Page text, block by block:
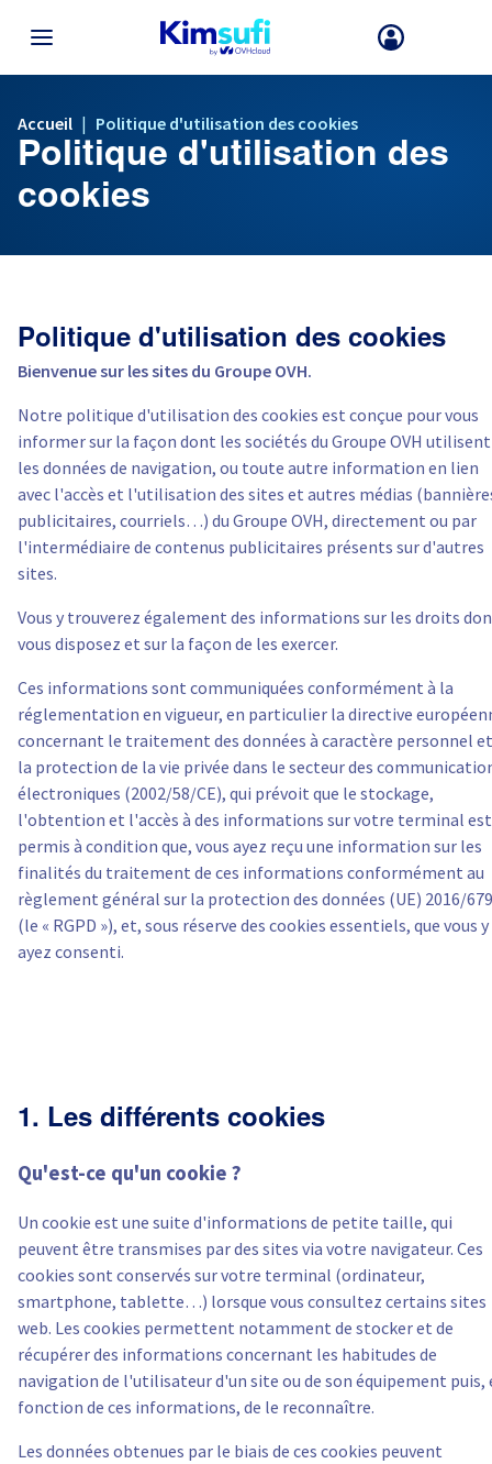
Le choix du pays et/ou de la région peut modifier certains facteurs
prix et la disponibilité des produits.
France
Espagne
Royaume-Uni
Irlande
Italie
Portugal
Maroc
Sénégal
Tunisie
Canada (en)
Australia
Singapore
India
Asia
World
Accueil | Politique d'utilisation des cookies
Politique d'utilisation des
cookies
Politique d'utilisation des cookies
Bienvenue sur les sites du Groupe OVH.
Notre politique d'utilisation des cookies est conçue pour vous
informer sur la façon dont les sociétés du Groupe OVH utilisent
les données de navigation, ou toute autre information en lien
avec l'accès et l'utilisation des sites et autres médias
publicitaires, courriels…) du Groupe OVH, directement ou par
l'intermédiaire de contenus publicitaires présents sur d'autres
sites.
Vous y trouverez également des informations sur les droits
vous disposez et sur la façon de les exercer.
Ces informations sont communiquées conformément à la
réglementation en vigueur, en particulier la directive
concernant le traitement des données à caractère personnel et
la protection de la vie privée dans le secteur des
électroniques (2002/58/CE), qui prévoit que le stockage,
l'obtention et l'accès à des informations sur votre terminal est
permis à condition que, vous ayez reçu une information sur les
finalités du traitement de ces informations conformément au
règlement général sur la protection des données (UE) 2016/679
(le « RGPD »), et, sous réserve des cookies essentiels, que vous y
ayez consenti.
1. Les différents cookies
Qu'est-ce qu'un cookie ?
Un cookie est une suite d'informations de petite taille, qui
peuvent être transmises par des sites via votre navigateur. Ces
cookies sont conservés sur votre terminal (ordinateur,
smartphone, tablette…) lorsque vous consultez certains sites
web. Les cookies permettent notamment de stocker et de
récupérer des informations concernant les habitudes de
navigation de l'utilisateur d'un site ou de son équipement puis,
fonction de ces informations, de le reconnaître.
Les données obtenues par le biais de ces cookies peuvent